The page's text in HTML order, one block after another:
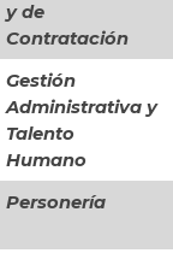
y de
Contratación
Gestión
Administrativa y
Talento
Humano
Personería